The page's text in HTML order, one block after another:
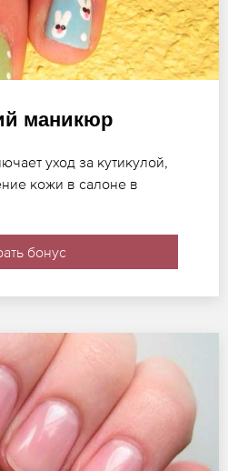
маникюр
уход за кутикулой,
кожи в салоне в
бонус